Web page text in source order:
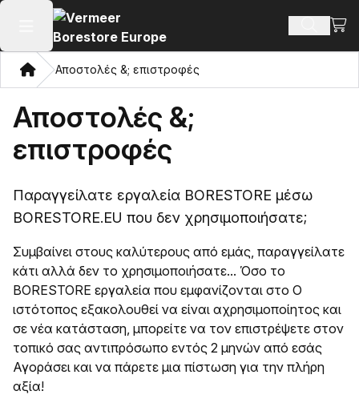
Άνοιγμα κύριου μενού
ΣπίτιΑποστολές &; επιστροφές
Αποστολές &;
επιστροφές
Παραγγείλατε εργαλεία BORESTORE μέσω
BORESTORE.EU που δεν χρησιμοποιήσατε;
Συμβαίνει στους καλύτερους από εμάς, παραγγείλατε
κάτι αλλά δεν το χρησιμοποιήσατε... Όσο το
BORESTORE εργαλεία που εμφανίζονται στο Ο
ιστότοπος εξακολουθεί να είναι αχρησιμοποίητος και
σε νέα κατάσταση, μπορείτε να τον επιστρέψετε στον
τοπικό σας αντιπρόσωπο εντός 2 μηνών από εσάς
Αγοράσει και να πάρετε μια πίστωση για την πλήρη
αξία!